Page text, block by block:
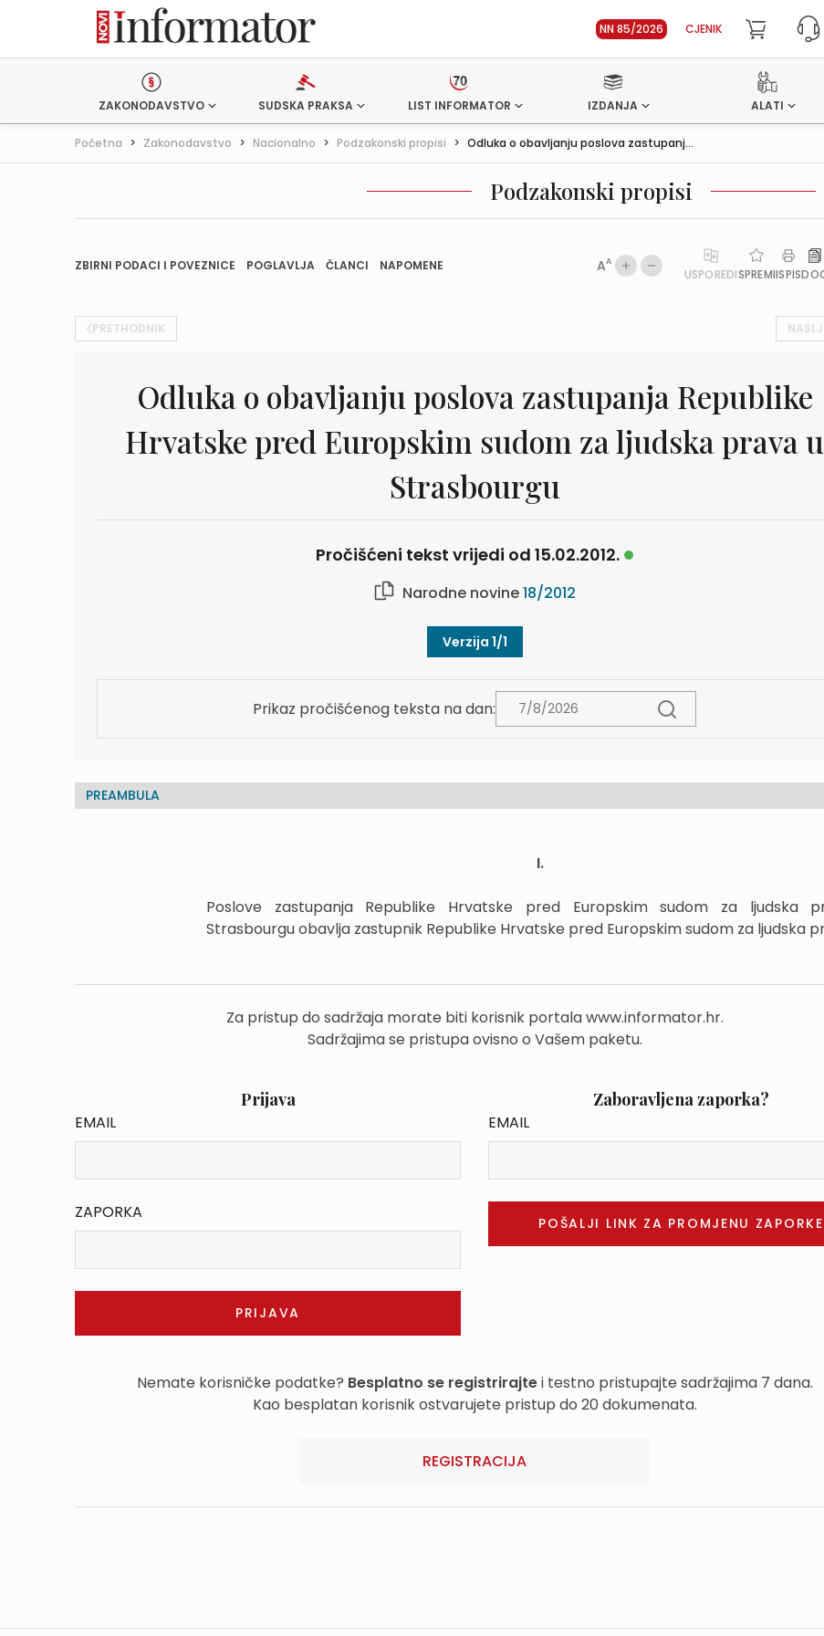
NN 85/2026 CJENIK
ZAKONODAVSTVO SUDSKA PRAKSA LIST INFORMATOR IZDANJA ALATI
Početna > Zakonodavstvo > Nacionalno > Podzakonski propisi > Odluka o obavljanju poslova zastupanj...
Podzakonski propisi
ZBIRNI PODACI I POVEZNICE POGLAVLJA ČLANCI NAPOMENE AA
USPOREDISPREMIISPIS
PRETHODNIK
Odluka o obavljanju poslova zastupanja Republike
Hrvatske pred Europskim sudom za ljudska prava u
Strasbourgu
Pročišćeni tekst vrijedi od 15.02.2012.
Narodne novine18/2012
Verzija 1/1
Prikaz pročišćenog teksta na dan:
PREAMBULA
I.
Poslove zastupanja Republike Hrvatske pred Europskim sudom za ljudska
Strasbourgu obavlja zastupnik Republike Hrvatske pred Europskim sudom za ljudska
Za pristup do sadržaja morate biti korisnik portala www.informator.hr.
Sadržajima se pristupa ovisno o Vašem paketu.
Prijava
EMAIL
ZAPORKA
Zaboravljena zaporka?
EMAIL
Nemate korisničke podatke? Besplatno se registrirajtei testno pristupajte sadržajima 7 dana.
Kao besplatan korisnik ostvarujete pristup do 20 dokumenata.
REGISTRACIJA